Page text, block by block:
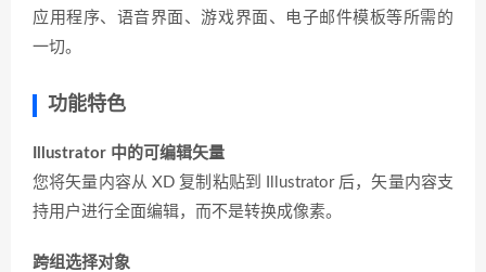
应用程序、语音界面、游戏界面、电子邮件模板等所需的
一切。
功能特色
Illustrator 中的可编辑矢量
您将矢量内容从 XD 复制粘贴到 Illustrator 后，矢量内容支
持用户进行全面编辑，而不是转换成像素。
跨组选择对象